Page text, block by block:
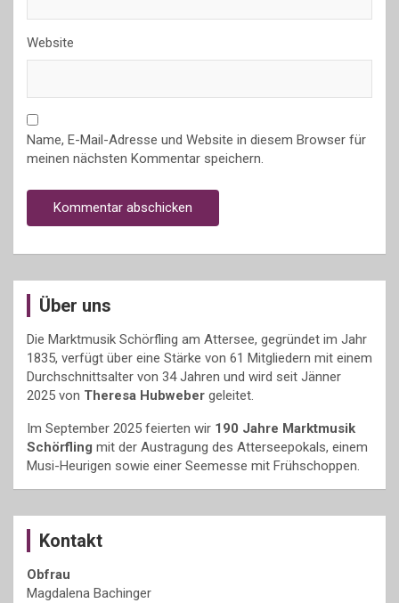
Website
Name, E-Mail-Adresse und Website in diesem Browser für
meinen nächsten Kommentar speichern.
Über uns
Die Marktmusik Schörfling am Attersee, gegründet im Jahr
1835, verfügt über eine Stärke von 61 Mitgliedern mit einem
Durchschnittsalter von 34 Jahren und wird seit Jänner
2025 von Theresa Hubweber geleitet.
Im September 2025 feierten wir 190 Jahre Marktmusik
Schörfling mit der Austragung des Atterseepokals, einem
Musi-Heurigen sowie einer Seemesse mit Frühschoppen.
Kontakt
Obfrau
Magdalena Bachinger